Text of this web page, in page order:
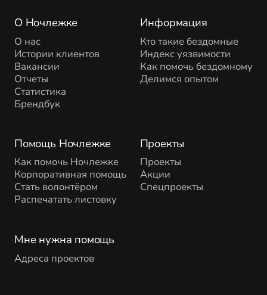
О Ночлежке
О нас
Истории клиентов
Вакансии
Отчеты
Статистика
Брендбук
Помощь Ночлежке
Как помочь Ночлежке
Корпоративная помощь
Стать волонтёром
Распечатать листовку
Проекты
Проекты
Акции
Спецпроекты
Информация
Кто такие бездомные
Индекс уязвимости
Как помочь бездомному
Делимся опытом
Мне нужна помощь
Адреса проектов